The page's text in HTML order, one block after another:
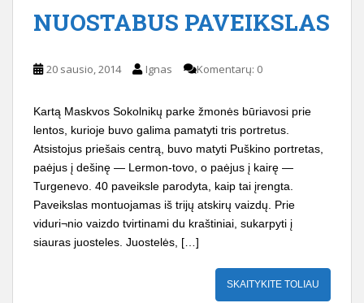
NUOSTABUS PAVEIKSLAS
20 sausio, 2014 Ignas Komentarų: 0
Kartą Maskvos Sokolnikų parke žmonės būriavosi prie
lentos, kurioje buvo galima pamatyti tris portretus.
Atsistojus priešais centrą, buvo matyti Puškino portretas,
paėjus į dešinę — Lermon-tovo, o paėjus į kairę —
Turgenevo. 40 paveiksle parodyta, kaip tai įrengta.
Paveikslas montuojamas iš trijų atskirų vaizdų. Prie
viduri¬nio vaizdo tvirtinami du kraštiniai, sukarpyti į
siauras juosteles. Juostelės, […]
SKAITYKITE TOLIAU